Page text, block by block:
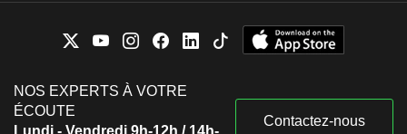
NOS EXPERTS À VOTRE
ÉCOUTE
Lundi - Vendredi 9h-12h / 14h-
Contactez-nous